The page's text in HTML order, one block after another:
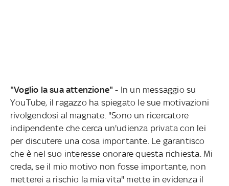
"Voglio la sua attenzione" - In un messaggio su
YouTube, il ragazzo ha spiegato le sue motivazioni
rivolgendosi al magnate. "Sono un ricercatore
indipendente che cerca un'udienza privata con lei
per discutere una cosa importante. Le garantisco
che è nel suo interesse onorare questa richiesta. Mi
creda, se il mio motivo non fosse importante, non
metterei a rischio la mia vita" mette in evidenza il